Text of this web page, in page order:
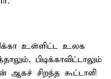
உள்ளிட்ட உலக
பிடிக்காவிட்டாலும்
ஆகச் சிறந்த கூட்டாளி